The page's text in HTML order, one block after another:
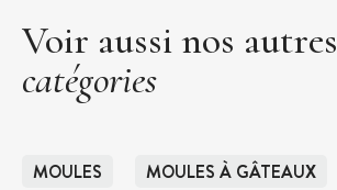
Voir aussi nos autres
catégories
MOULES MOULES À GÂTEAUX